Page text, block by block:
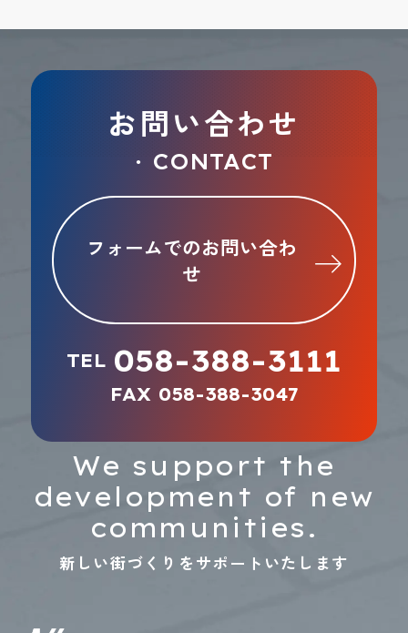
お問い合わせ
● CONTACT
フォームでのお問い合わ
せ
TEL 058-388-3111
FAX 058-388-3047
We support the
development of new
communities.
新しい街づくりをサポートいたします